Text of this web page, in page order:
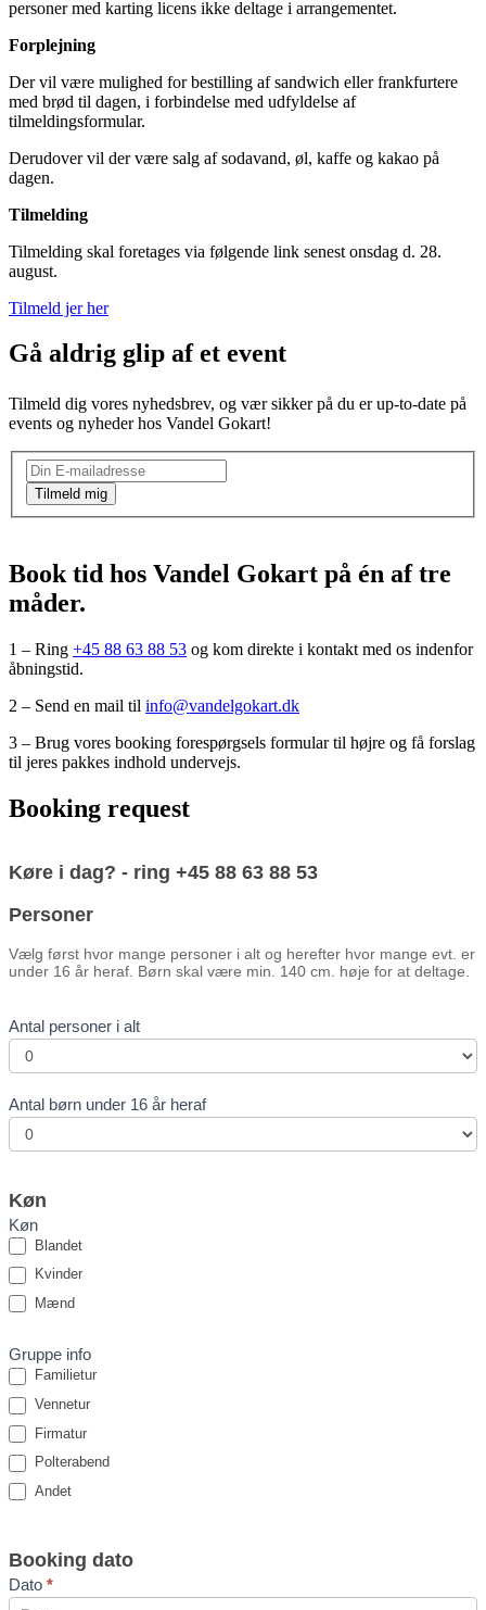
personer med karting licens ikke deltage i arrangementet.
Forplejning
Der vil være mulighed for bestilling af sandwich eller frankfurtere
med brød til dagen, i forbindelse med udfyldelse af
tilmeldingsformular.
Derudover vil der være salg af sodavand, øl, kaffe og kakao på
dagen.
Tilmelding
Tilmelding skal foretages via følgende link senest onsdag d. 28.
august.
Tilmeld jer her
Gå aldrig glip af et event
Tilmeld dig vores nyhedsbrev, og vær sikker på du er up-to-date på
events og nyheder hos Vandel Gokart!
Nyhedsbrev
Tilmeld mig
Book tid hos Vandel Gokart på én af tre
måder.
1 – Ring +45 88 63 88 53 og kom direkte i kontakt med os indenfor
åbningstid.
2 – Send en mail til info@vandelgokart.dk
3 – Brug vores booking forespørgsels formular til højre og få forslag
til jeres pakkes indhold undervejs.
Booking request
form
Køre i dag? - ring +45 88 63 88 53
Personer
Vælg først hvor mange personer i alt og herefter hvor mange evt. er
under 16 år heraf. Børn skal være min. 140 cm. høje for at deltage.
Antal personer i alt
Antal børn under 16 år heraf
Køn
Køn
Blandet
Kvinder
Mænd
Gruppe info
Familietur
Vennetur
Firmatur
Polterabend
Andet
Booking dato
Dato *